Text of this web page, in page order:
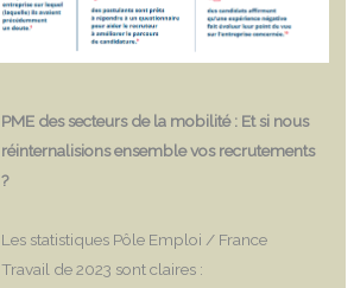
PME des secteurs de la mobilité : Et si nous
réinternalisions ensemble vos recrutements
?
Les statistiques Pôle Emploi / France
Travail de 2023 sont claires :